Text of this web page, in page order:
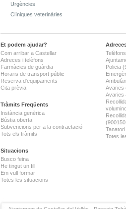
Urgències
Clíniques veterinàries
Et podem ajudar?
Com arribar a Castellar
Adreces i telèfons
Farmàcies de guàrdia
Horaris de transport públic
Reserva d'equipaments
Cita prèvia
Tràmits Freqüents
Instància genèrica
Bústia oberta
Subvencions per a la contractació
Tots els tràmits
Situacions
Busco feina
He tingut un fill
Em vull formar
Totes les situacions
Policia
Avaries
Avaries
Totes